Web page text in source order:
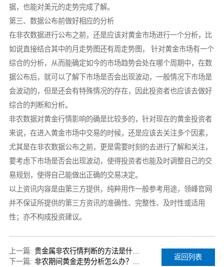
据，也能对美元的走势完成了解。
第三、数据公布前做好相应的分析
在非农数据进行公布之前，还是应该对黄金市场进行一个分析，比
如说直接结合其中的月走势图还有周走势图， 针对黄金市场有一个
综合的分析，从而能确定如今的市场趋势会处在哪个周期中，在数
据公布后，就可以了解下市场是否会出现波动，一般情况下市场是
会波动的，但是还会有特殊情况的存在，因此投资者也应该去做好
综合的判断和分析。
非农数据对黄金行情影响的确是比较多的，针对现在的黄金投资者
来说，在进入黄金市场中交易的时候，还是应该去关注多个因素，
尤其是在非农数据公布之前，更是需要时刻的去进行了解和关注，
要考虑下市场是否会出现波动，使得投资者也能及时调整自己的交
易规划，使得自己能做出正确的交易决定。
以上资讯内容是由第三方提供，纯粹用作一般参考用途，领峰官网
并不保证所提供的第三方资讯的准确性、完整性、及时性或适用
性；亦不构成投资建议。
上一篇:
贵金属非农行情判断的方法是什么？
下一篇:
非农期间黄金走势分析怎么办？有哪些做单建议？
返回列表